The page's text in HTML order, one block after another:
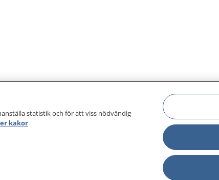
statistik och för att viss nödvändig
kakor